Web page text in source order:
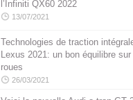
l’Infiniti QX60 2022
13/07/2021
Technologies de traction
Lexus 2021: un bon équilibre
roues
26/03/2021